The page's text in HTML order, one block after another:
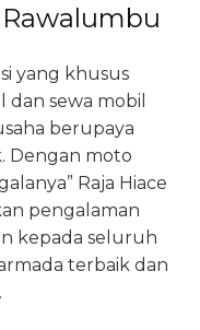
yang khusus
sewa mobil
berupaya
Dengan moto
Raja Hiace
pengalaman
kepada seluruh
terbaik dan